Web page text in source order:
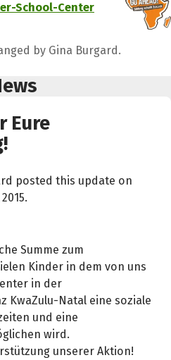
School-Center
by Gina Burgard.
Eure
posted this update on
Summe zum
Kinder in dem von uns
in der
KwaZulu-Natal eine soziale
und eine
wird.
unserer Aktion!